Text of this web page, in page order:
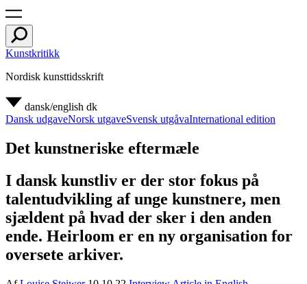
Kunstkritikk
Nordisk kunsttidsskrift
dansk/english dk
Dansk udgaveNorsk utgaveSvensk utgåvaInternational edition
Det kunstneriske eftermæle
I dansk kunstliv er der stor fokus på
talentudvikling af unge kunstnere, men
sjældent på hvad der sker i den anden
ende. Heirloom er en ny organisation for
oversete arkiver.